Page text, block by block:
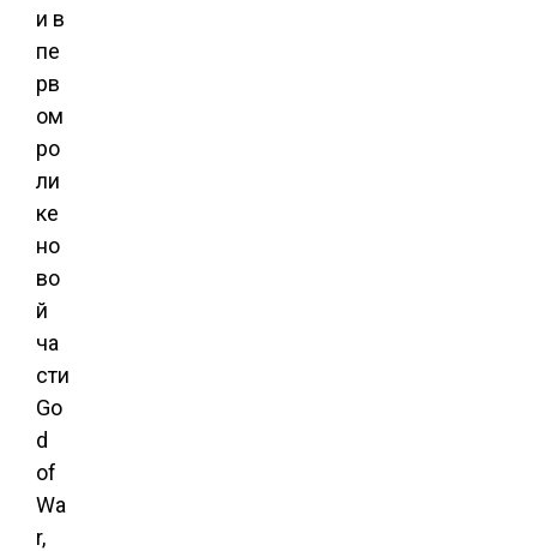
и в
пе
рв
ом
ро
ли
ке
но
во
й
ча
сти
Go
d
of
Wa
r,